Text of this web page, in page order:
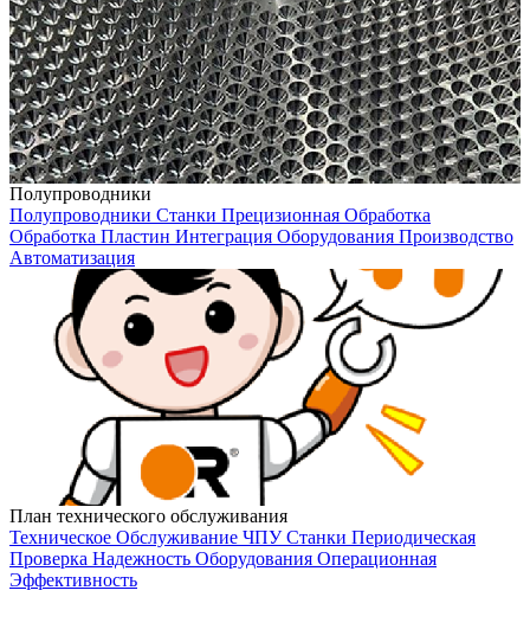
Полупроводники
Полупроводники Станки Прецизионная Обработка
Обработка Пластин Интеграция Оборудования Производство
Автоматизация
План технического обслуживания
Техническое Обслуживание ЧПУСтанки Периодическая
Проверка Надежность Оборудования Операционная
Эффективность